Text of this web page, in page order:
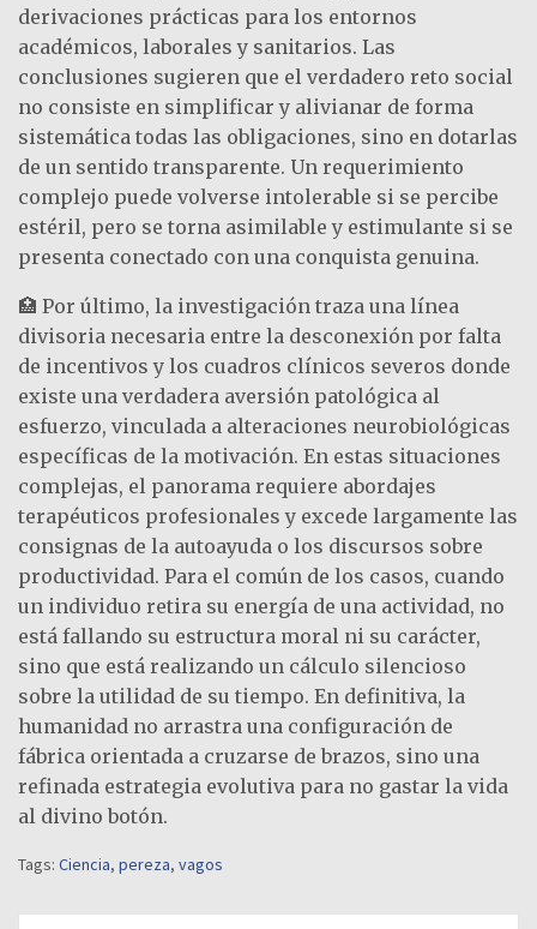
derivaciones prácticas para los entornos
académicos, laborales y sanitarios. Las
conclusiones sugieren que el verdadero reto social
no consiste en simplificar y alivianar de forma
sistemática todas las obligaciones, sino en dotarlas
de un sentido transparente. Un requerimiento
complejo puede volverse intolerable si se percibe
estéril, pero se torna asimilable y estimulante si se
presenta conectado con una conquista genuina.
🏥 Por último, la investigación traza una línea
divisoria necesaria entre la desconexión por falta
de incentivos y los cuadros clínicos severos donde
existe una verdadera aversión patológica al
esfuerzo, vinculada a alteraciones neurobiológicas
específicas de la motivación. En estas situaciones
complejas, el panorama requiere abordajes
terapéuticos profesionales y excede largamente las
consignas de la autoayuda o los discursos sobre
productividad. Para el común de los casos, cuando
un individuo retira su energía de una actividad, no
está fallando su estructura moral ni su carácter,
sino que está realizando un cálculo silencioso
sobre la utilidad de su tiempo. En definitiva, la
humanidad no arrastra una configuración de
fábrica orientada a cruzarse de brazos, sino una
refinada estrategia evolutiva para no gastar la vida
al divino botón.
Tags: Ciencia, pereza, vagos